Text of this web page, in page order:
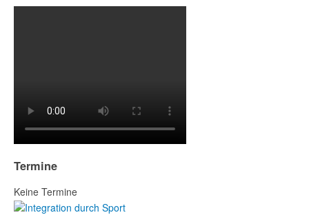
Termine
Keine Termine